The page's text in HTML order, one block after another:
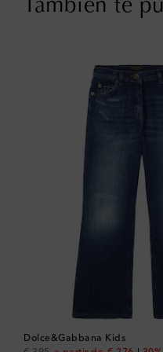
También te
Dolce&Gabbana Kids